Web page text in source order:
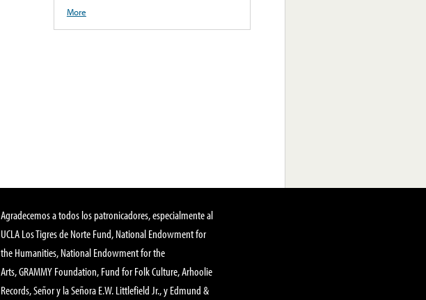
More
Agradecemos a todos los patronicadores, especialmente al
UCLA Los Tigres de Norte Fund, National Endowment for
the Humanities, National Endowment for the
Arts, GRAMMY Foundation, Fund for Folk Culture, Arhoolie
Records, Señor y la Señora E.W. Littlefield Jr., y Edmund &